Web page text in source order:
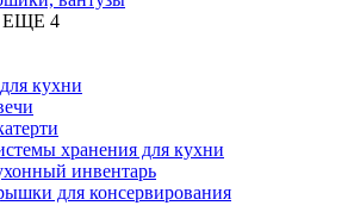
4
кухни
хранения для кухни
инвентарь
для консервирования